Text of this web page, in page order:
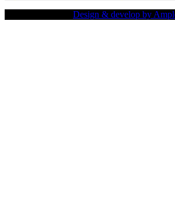
Design & develop by